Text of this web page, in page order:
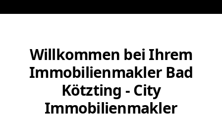
Willkommen bei Ihrem
Immobilienmakler Bad
Kötzting - City
Immobilienmakler